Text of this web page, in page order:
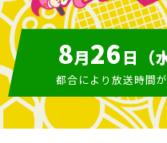
映画
グッズ
EN
月
イ
チ
水
曜
LIVE
渋
凪
8月26 日（
都合により放送時間